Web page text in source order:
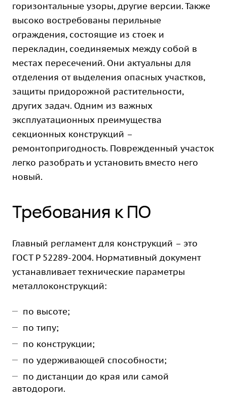
горизонтальные узоры, другие версии. Также
высоко востребованы перильные
ограждения, состоящие из стоек и
перекладин, соединяемых между собой в
местах пересечений. Они актуальны для
отделения от выделения опасных участков,
защиты придорожной растительности,
других задач. Одним из важных
эксплуатационных преимущества
секционных конструкций –
ремонтопригодность. Поврежденный участок
легко разобрать и установить вместо него
новый.
Требования к ПО
Главный регламент для конструкций – это
ГОСТ Р 52289-2004. Нормативный документ
устанавливает технические параметры
металлоконструкций:
по высоте;
по типу;
по конструкции;
по удерживающей способности;
по дистанции до края или самой
автодороги.